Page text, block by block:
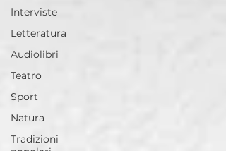
Interviste
Letteratura
Audiolibri
Teatro
Sport
Natura
Tradizioni